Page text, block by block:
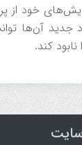
خود از
کند.
سایت